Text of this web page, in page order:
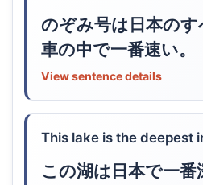
のぞみ号は日本のす
車の中で一番速い。
View sentence details
This lake is the deepest
この湖は日本で一番